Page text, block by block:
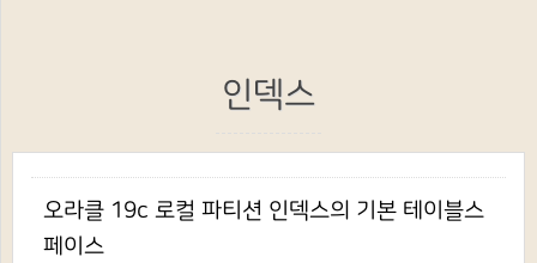
인덱스
오라클 19c 로컬 파티션 인덱스의 기본 테이블스
페이스